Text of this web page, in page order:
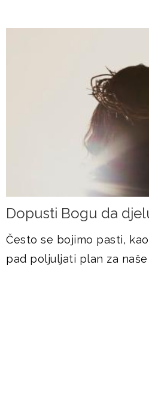
Dopusti Bogu da
Često se bojimo pasti,
pad poljuljati plan za